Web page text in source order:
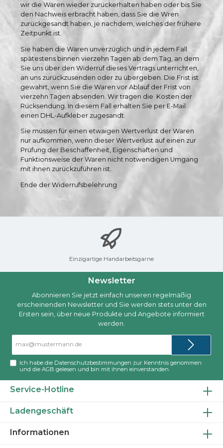
wir die Waren wieder zurückerhalten haben oder bis Sie
den Nachweis erbracht haben, dass Sie die Wren
zurückgesandt haben, je nachdem, welches der frühere
Zeitpunkt ist.
Sie haben die Waren unverzüglich und in jedem Fall
spätestens binnen vierzehn Tagen ab dem Tag, an dem
Sie uns über den Widerruf dieses Vertrags unterrichten,
an uns zurückzusenden oder zu übergeben. Die Frist ist
gewahrt, wenn Sie die Waren vor Ablauf der Frist von
vierzehn Tagen absenden. Wir tragen die Kosten der
Rücksendung. In diesem Fall erhalten Sie per E-Mail
einen DHL-Aufkleber zugesandt.
Sie müssen für einen etwaigen Wertverlust der Waren
nur aufkommen, wenn dieser Wertverlust auf einen zur
Prüfung der Beschaffenheit, Eigenschaften und
Funktionsweise der Waren nicht notwendigen Umgang
mit ihnen zurückzuführen ist.
Ende der Widerrufsbelehrung
Einzigartige Handarbeitsgarne
Newsletter
Abonnieren Sie jetzt einfach unseren regelmäßig
erscheinenden Newsletter und Sie werden stets unter den
Ersten sein, über neue Produkte und Angebote informiert
werden.
Adresse*
Ich habe die Datenschutzbestimmungen zur Kenntnis genommen
und dieAGB gelesen und bin mit ihnen einverstanden.
Service-Hotline
Ladengeschäft
Informationen